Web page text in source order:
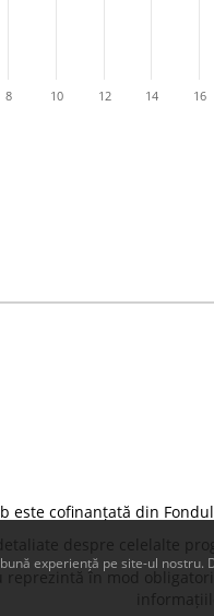
8 10 12 14 16
este cofinanțată din
despre celelalte
în mod
experiență pe site-ul